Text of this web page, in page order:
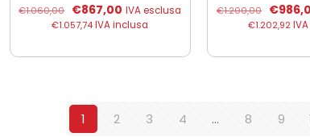
€1.060,00 Il
prezzo
€867,00 Il
prezzo
IVA esclusa
€1.057,74IVA inclusa
€1.200,00
Il
prezzo
€
€1.202,92
1 2 3 4 … 8 9